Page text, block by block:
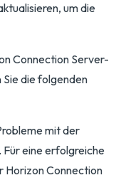
um die
Connection Server-
Sie die folgenden
mit der
eine erfolgreiche
Horizon Connection